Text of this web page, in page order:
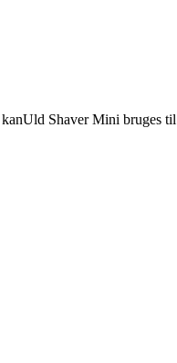
Shaver Mini bruges til